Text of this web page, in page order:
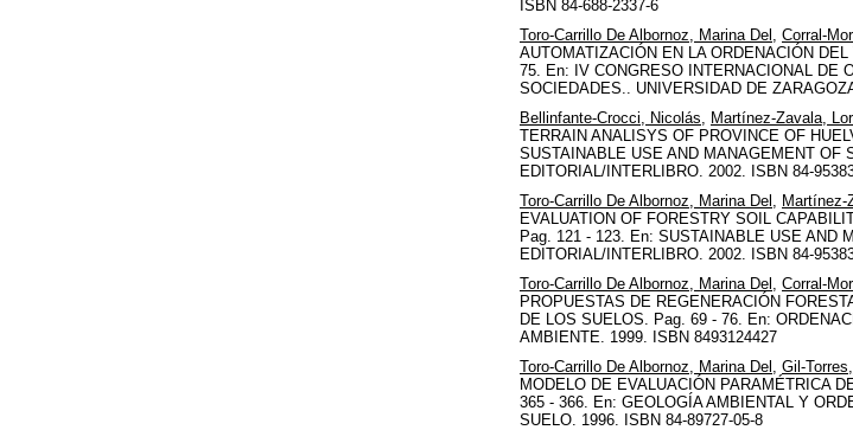
ISBN 84-688-2337-6
Toro-Carrillo De Albornoz, Marina Del , Corral-
AUTOMATIZACIÓN EN LA ORDENACIÓN
75. En: IV CONGRESO INTERNACIONAL DE
SOCIEDADES.. UNIVERSIDAD DE
Bellinfante-Crocci, Nicolás, Martínez-Zavala,
TERRAIN ANALISYS OF PROVINCE OF
SUSTAINABLE USE AND MANAGEMENT OF
EDITORIAL/INTERLIBRO. 2002. ISBN 84-
Toro-Carrillo De Albornoz, Marina Del , Martínez-
EVALUATION OF FORESTRY SOIL
Pag. 121 - 123. En: SUSTAINABLE USE AND
EDITORIAL/INTERLIBRO. 2002. ISBN 84-
Toro-Carrillo De Albornoz, Marina Del , Corral-
PROPUESTAS DE REGENERACIÓN
DE LOS SUELOS. Pag. 69 - 76. En:
AMBIENTE. 1999. ISBN 8493124427
Toro-Carrillo De Albornoz, Marina Del , Gil-
MODELO DE EVALUACIÓN PARAMÉTRICA
365 - 366. En: GEOLOGÍA AMBIENTAL Y
SUELO. 1996. ISBN 84-89727-05-8